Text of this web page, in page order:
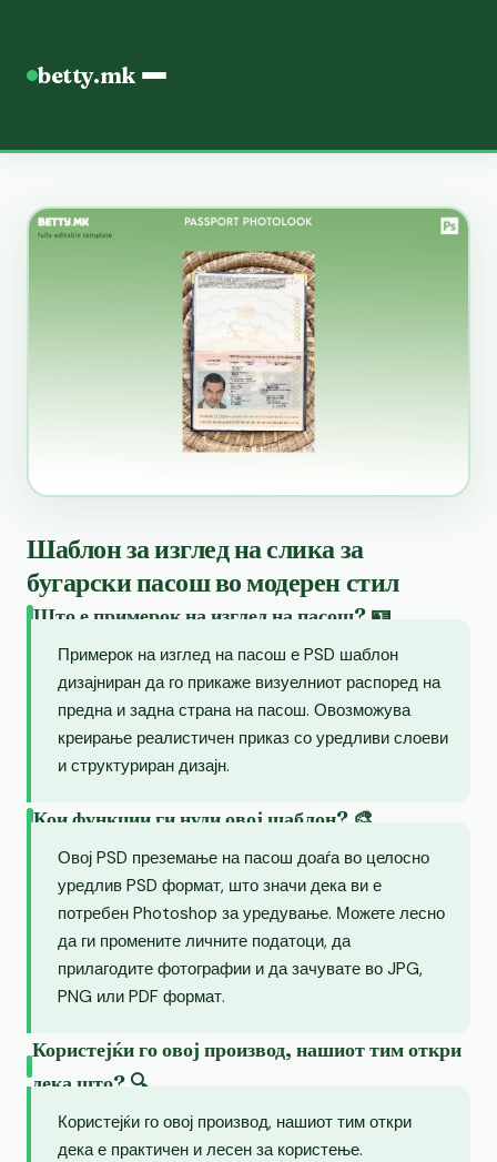
betty.mk
Шаблон за изглед на слика за
бугарски пасош во модерен стил
Што е примерок на изглед на пасош? 🪪
Примерок на изглед на пасош е PSD шаблон
дизајниран да го прикаже визуелниот распоред на
предна и задна страна на пасош. Овозможува
креирање реалистичен приказ со уредливи слоеви
и структуриран дизајн.
Кои функции ги нуди овој шаблон? 🎨
Овој PSD преземање на пасош доаѓа во целосно
уредлив PSD формат, што значи дека ви е
потребен Photoshop за уредување. Можете лесно
да ги промените личните податоци, да
прилагодите фотографии и да зачувате во JPG,
PNG или PDF формат.
Користејќи го овој производ, нашиот тим откри
дека што? 🔍
Користејќи го овој производ, нашиот тим откри
дека е практичен и лесен за користење.